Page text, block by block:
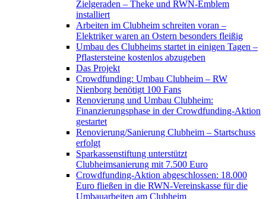
Zielgeraden – Theke und RWN-Emblem
installiert
Arbeiten im Clubheim schreiten voran –
Elektriker waren an Ostern besonders fleißig
Umbau des Clubheims startet in einigen Tagen –
Pflastersteine kostenlos abzugeben
Das Projekt
Crowdfunding: Umbau Clubheim – RW
Nienborg benötigt 100 Fans
Renovierung und Umbau Clubheim:
Finanzierungsphase in der Crowdfunding-Aktion
gestartet
Renovierung/Sanierung Clubheim – Startschuss
erfolgt
Sparkassenstiftung unterstützt
Clubheimsanierung mit 7.500 Euro
Crowdfunding-Aktion abgeschlossen: 18.000
Euro fließen in die RWN-Vereinskasse für die
Umbauarbeiten am Clubheim